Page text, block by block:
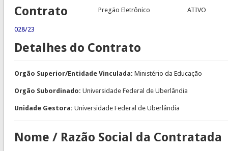
Contrato
028/23
Pregão Eletrônico ATIVO
Detalhes do Contrato
Orgão Superior/Entidade Vinculada: Ministério da Educação
Orgão Subordinado: Universidade Federal de Uberlândia
Unidade Gestora: Universidade Federal de Uberlândia
Nome / Razão Social da Contratada